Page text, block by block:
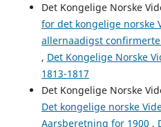
Det Kongelige Norske
for det kongelige norske
allernaadigst
, Det Kongelige Norske
1813-1817
Det Kongelige Norske
Det kongelige norske
Aarsberetning for 1900 ,